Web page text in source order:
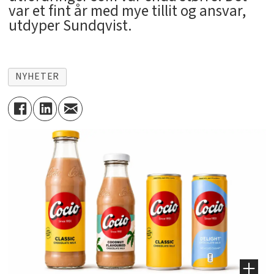
var et fint år med mye tillit og ansvar,
utdyper Sundqvist.
NYHETER